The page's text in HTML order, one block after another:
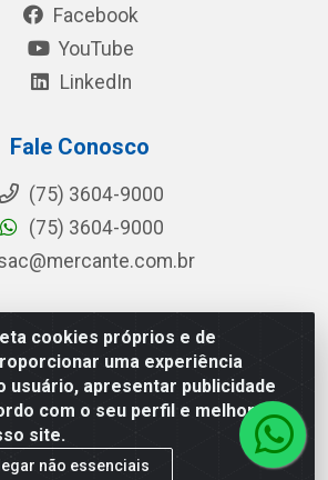
cookies próprios e de
uma experiência
usuário, apresentar publicidade
com o seu perfil e melhorar a
site.
não essenciais
Facebook
YouTube
LinkedIn
Fale Conosco
(75) 3604-9000
(75) 3604-9000
- Rua Mercante, 699 - Aviário,
BA - CEP 44.096-218 - CNPJ
96.755.848/0001-08